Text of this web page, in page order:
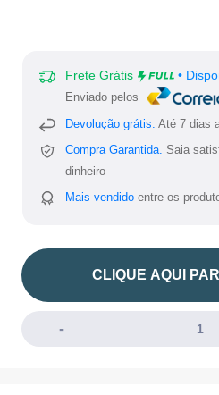
Frete Grátis •
Enviado pelos
Devolução grátis. Até 7 dias
Compra Garantida. Saia
dinheiro
Mais vendido entre os
CLIQUE AQUI